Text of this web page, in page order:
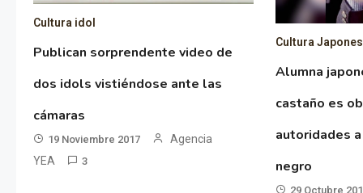
Cultura idol
Publican sorprendente video de
dos idols vistiéndose ante las
cámaras
19 Noviembre 2017
Agencia
YEA
3
Cultura
Alumna
castaño es
autoridades
negro
29 Octubre